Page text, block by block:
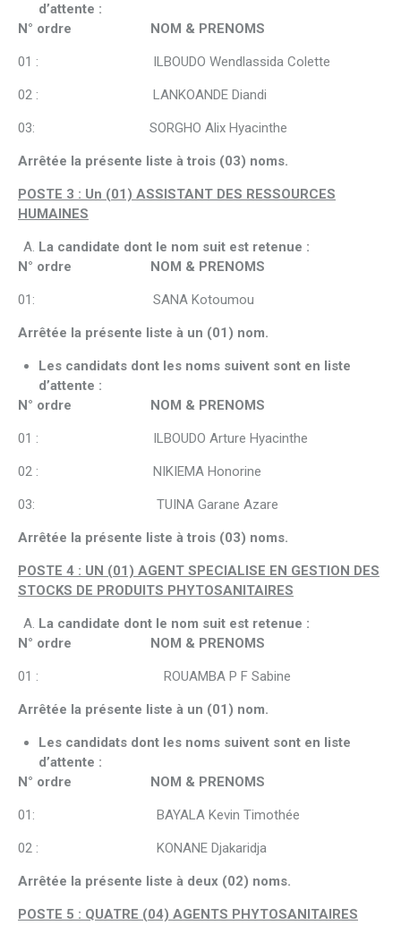
d’attente :
N° ordre NOM & PRENOMS
01 : ILBOUDO Wendlassida Colette
02 : LANKOANDE Diandi
03: SORGHO Alix Hyacinthe
Arrêtée la présente liste à trois (03) noms.
POSTE 3 : Un (01) ASSISTANT DES RESSOURCES
HUMAINES
La candidate dont le nom suit est retenue :
N° ordre NOM & PRENOMS
01: SANA Kotoumou
Arrêtée la présente liste à un (01) nom.
Les candidats dont les noms suivent sont en liste
d’attente :
N° ordre NOM & PRENOMS
01 : ILBOUDO Arture Hyacinthe
02 : NIKIEMA Honorine
03: TUINA Garane Azare
Arrêtée la présente liste à trois (03) noms.
POSTE 4 : UN (01) AGENT SPECIALISE EN GESTION DES
STOCKS DE PRODUITS PHYTOSANITAIRES
La candidate dont le nom suit est retenue :
N° ordre NOM & PRENOMS
01 : ROUAMBA P F Sabine
Arrêtée la présente liste à un (01) nom.
Les candidats dont les noms suivent sont en liste
d’attente :
N° ordre NOM & PRENOMS
01: BAYALA Kevin Timothée
02 : KONANE Djakaridja
Arrêtée la présente liste à deux (02) noms.
POSTE 5 : QUATRE (04) AGENTS PHYTOSANITAIRES